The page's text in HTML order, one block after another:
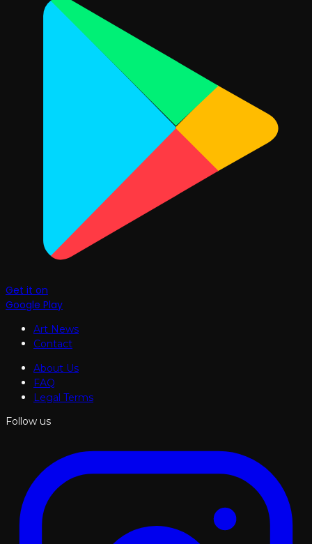
Get it on
Google Play
Art News
Contact
About Us
FAQ
Legal Terms
Follow us